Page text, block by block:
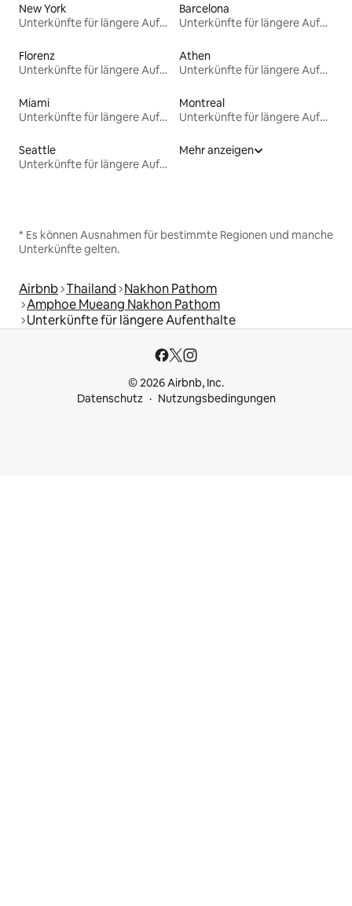
New York
Unterkünfte für längere Aufenthalte
Barcelona
Unterkünfte für längere Aufenthalte
Florenz
Unterkünfte für längere Aufenthalte
Athen
Unterkünfte für längere Aufenthalte
Miami
Unterkünfte für längere Aufenthalte
Montreal
Unterkünfte für längere Aufenthalte
Seattle
Unterkünfte für längere Aufenthalte
Mehr anzeigen
* Es können Ausnahmen für bestimmte Regionen und manche
Unterkünfte gelten.
Airbnb Thailand Nakhon Pathom
Amphoe Mueang Nakhon Pathom
Unterkünfte für längere Aufenthalte
© 2026 Airbnb, Inc.
Datenschutz
Nutzungsbedingungen